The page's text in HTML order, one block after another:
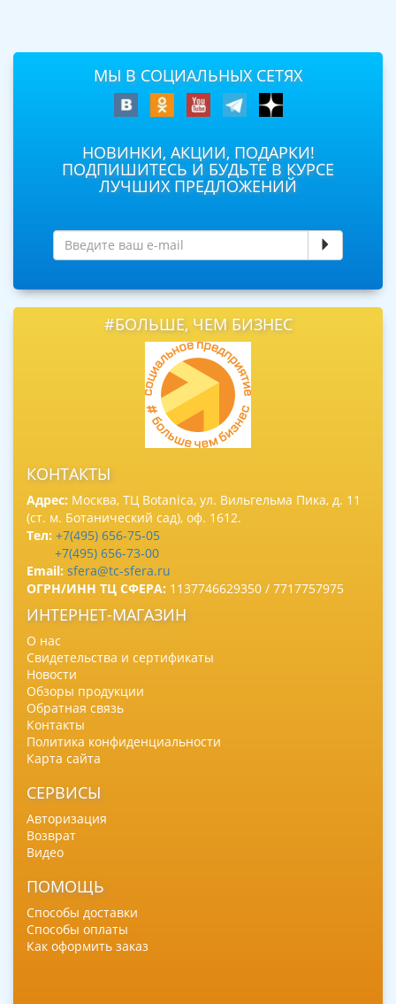
МЫ В СОЦИАЛЬНЫХ СЕТЯХ
НОВИНКИ, АКЦИИ, ПОДАРКИ!
ПОДПИШИТЕСЬ И БУДЬТЕ В КУРСЕ
ЛУЧШИХ ПРЕДЛОЖЕНИЙ
#БОЛЬШЕ, ЧЕМ БИЗНЕС
КОНТАКТЫ
Адрес: Москва, ТЦ Botanica, ул. Вильгельма Пика, д. 11
(ст. м. Ботанический сад), оф. 1612.
Тел: +7(495) 656-75-05
+7(495) 656-73-00
Email: sfera@tc-sfera.ru
ОГРН/ИНН ТЦ СФЕРА: 1137746629350 / 7717757975
ИНТЕРНЕТ-МАГАЗИН
О нас
Свидетельства и сертификаты
Новости
Обзоры продукции
Обратная связь
Контакты
Политика конфиденциальности
Карта сайта
СЕРВИСЫ
Авторизация
Возврат
Видео
ПОМОЩЬ
Способы доставки
Способы оплаты
Как оформить заказ